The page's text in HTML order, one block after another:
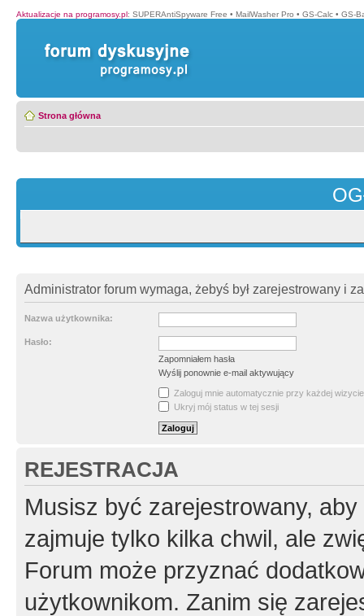
Aktualizacje na programosy.pl: SUPERAntiSpyware Free • MailWasher Pro • GS-Calc • GS-
Strona główna
Administrator forum wymaga, żebyś był zarejestrowany i
Nazwa użytkownika:
Hasło:
Zapomniałem hasła
Wyślij ponownie e-mail aktywujący
Zaloguj mnie automatycznie przy każdej wizycie
Ukryj mój status w tej sesji
REJESTRACJA
Musisz być zarejestrowany,
zajmuje tylko kilka chwil, ale
Forum może przyznać
użytkownikom. Zanim się